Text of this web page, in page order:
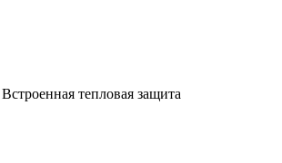
тепловая защита